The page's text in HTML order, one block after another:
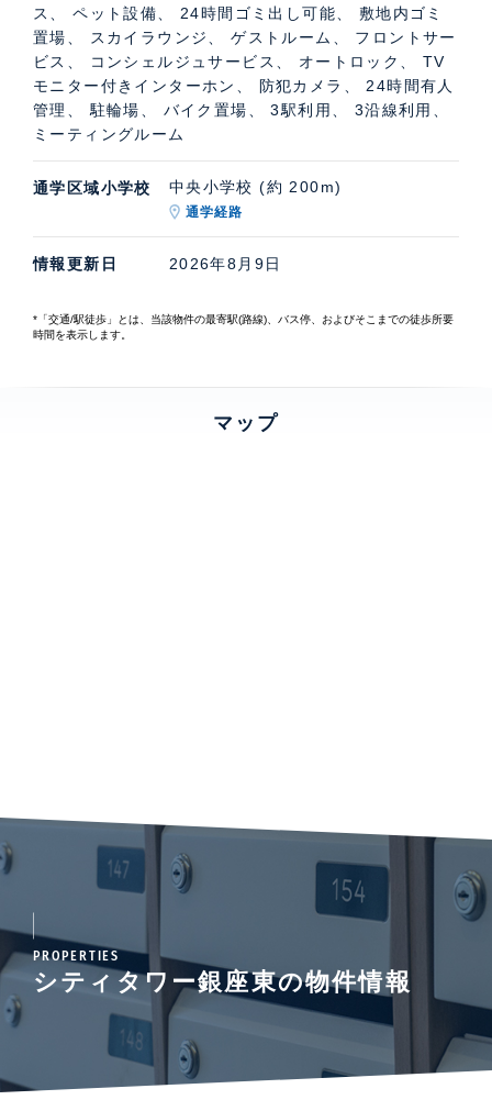
ス、 ペット設備、 24時間ゴミ出し可能、 敷地内ゴミ
置場、 スカイラウンジ、 ゲストルーム、 フロントサー
ビス、 コンシェルジュサービス、 オートロック、 TV
モニター付きインターホン、 防犯カメラ、 24時間有人
管理、 駐輪場、 バイク置場、 3駅利用、 3沿線利用、
ミーティングルーム
通学区域小学校 中央小学校 (約 200m)
通学経路
情報更新日 2026年8月9日
*「交通/駅徒歩」とは、当該物件の最寄駅(路線)、バス停、およびそこまでの徒歩所要
時間を表示します。
マップ
PROPERTIES
シティタワー銀座東の物件情報